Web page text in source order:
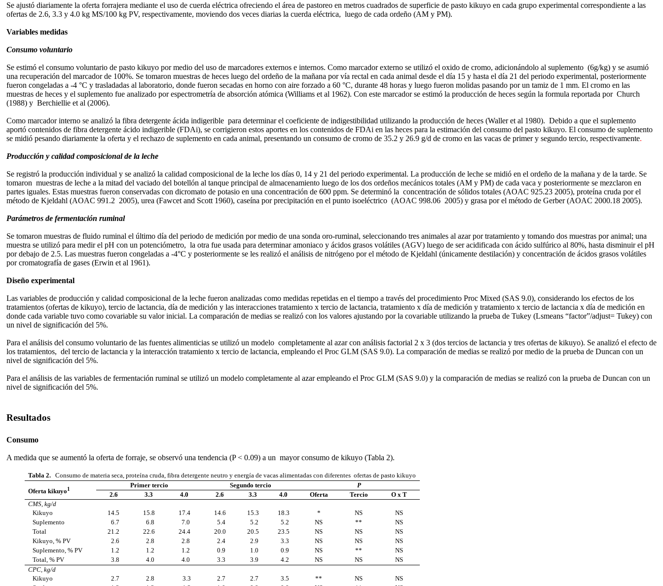
Se ajustó diariamente la oferta forrajera mediante el uso de cuerda eléctrica ofreciendo el área de pastoreo en metros cuadrados de superficie de pasto kikuyo en cada grupo experimental correspondiente a las
ofertas de 2.6, 3.3 y 4.0 kg MS/100 kg PV, respectivamente, moviendo dos veces diarias la cuerda eléctrica, luego de cada ordeño (AM y PM).
Variables medidas
Consumo voluntario
Se estimó el consumo voluntario de pasto kikuyo por medio del uso de marcadores externos e internos. Como marcador externo se utilizó el oxido de cromo, adicionándolo al suplemento (6g/kg) y se asumió
una recuperación del marcador de 100%. Se tomaron muestras de heces luego del ordeño de la mañana por vía rectal en cada animal desde el día 15 y hasta el día 21 del periodo experimental, posteriormente
fueron congeladas a -4 °C y trasladadas al laboratorio, donde fueron secadas en horno con aire forzado a 60 °C, durante 48 horas y luego fueron molidas pasando por un tamiz de 1 mm. El cromo en las
muestras de heces y el suplemento fue analizado por espectrometría de absorción atómica (Williams et al 1962). Con este marcador se estimó la producción de heces según la formula reportada por Church
(1988) y Berchiellie et al (2006).
Como marcador interno se analizó la fibra detergente ácida indigerible para determinar el coeficiente de indigestibilidad utilizando la producción de heces (Waller et al 1980). Debido a que el suplemento
aportó contenidos de fibra detergente ácido indigerible (FDAi), se corrigieron estos aportes en los contenidos de FDAi en las heces para la estimación del consumo del pasto kikuyo. El consumo de suplemento
se midió pesando diariamente la oferta y el rechazo de suplemento en cada animal, presentando un consumo de cromo de 35.2 y 26.9 g/d de cromo en las vacas de primer y segundo tercio, respectivamente.
Producción y calidad composicional de la leche
Se registró la producción individual y se analizó la calidad composicional de la leche los días 0, 14 y 21 del periodo experimental. La producción de leche se midió en el ordeño de la mañana y de la tarde. Se
tomaron muestras de leche a la mitad del vaciado del botellón al tanque principal de almacenamiento luego de los dos ordeños mecánicos totales (AM y PM) de cada vaca y posteriormente se mezclaron en
partes iguales. Estas muestras fueron conservadas con dicromato de potasio en una concentración de 600 ppm. Se determinó la concentración de sólidos totales (AOAC 925.23 2005), proteína cruda por el
método de Kjeldahl (AOAC 991.2 2005), urea (Fawcet and Scott 1960), caseína por precipitación en el punto isoeléctrico (AOAC 998.06 2005) y grasa por el método de Gerber (AOAC 2000.18 2005).
Parámetros de fermentación ruminal
Se tomaron muestras de fluido ruminal el último día del periodo de medición por medio de una sonda oro-ruminal, seleccionando tres animales al azar por tratamiento y tomando dos muestras por animal; una
muestra se utilizó para medir el pH con un potenciómetro, la otra fue usada para determinar amoniaco y ácidos grasos volátiles (AGV) luego de ser acidificada con ácido sulfúrico al 80%, hasta disminuir el pH
por debajo de 2.5. Las muestras fueron congeladas a -4°C y posteriormente se les realizó el análisis de nitrógeno por el método de Kjeldahl (únicamente destilación) y concentración de ácidos grasos volátiles
por cromatografía de gases (Erwin et al 1961).
Diseño experimental
Las variables de producción y calidad composicional de la leche fueron analizadas como medidas repetidas en el tiempo a través del procedimiento Proc Mixed (SAS 9.0), considerando los efectos de los
tratamientos (ofertas de kikuyo), tercio de lactancia, día de medición y las interacciones tratamiento x tercio de lactancia, tratamiento x día de medición y tratamiento x tercio de lactancia x día de medición en
donde cada variable tuvo como covariable su valor inicial. La comparación de medias se realizó con los valores ajustando por la covariable utilizando la prueba de Tukey (Lsmeans “factor”/adjust= Tukey) con
un nivel de significación del 5%.
Para el análisis del consumo voluntario de las fuentes alimenticias se utilizó un modelo completamente al azar con análisis factorial 2 x 3 (dos tercios de lactancia y tres ofertas de kikuyo). Se analizó el efecto de
los tratamientos, del tercio de lactancia y la interacción tratamiento x tercio de lactancia, empleando el Proc GLM (SAS 9.0). La comparación de medias se realizó por medio de la prueba de Duncan con un
nivel de significación del 5%.
Para el análisis de las variables de fermentación ruminal se utilizó un modelo completamente al azar empleando el Proc GLM (SAS 9.0) y la comparación de medias se realizó con la prueba de Duncan con un
nivel de significación del 5%.
Resultados
Consumo
A medida que se aumentó la oferta de forraje, se observó una tendencia (P < 0.09) a un mayor consumo de kikuyo (Tabla 2).
Tabla 2. Consumo de materia seca, proteína cruda, fibra detergente neutro y energía de vacas alimentadas con diferentes ofertas de pasto kikuyo
Oferta kikuyo1 Primer tercio Segundo tercio
P
2.6
3.3 4.0 2.6 3.3 4.0 Oferta Tercio
O x T
CMS, kg/d
Kikuyo
14.5 15.8 17.4 14.6 15.3 18.3 * NS
NS
Suplemento
6.7 6.8 7.0 5.4 5.2 5.2 NS **
NS
Total
21.2 22.6 24.4 20.0 20.5 23.5 NS NS
NS
Kikuyo, % PV
2.6 2.8 2.8 2.4 2.9 3.3 NS NS
NS
Suplemento, % PV
1.2 1.2 1.2 0.9 1.0 0.9 NS **
NS
Total, % PV
3.8 4.0 4.0 3.3 3.9 4.2 NS NS
NS
CPC, kg/d
Kikuyo
2.7 2.8 3.3 2.7 2.7 3.5 ** NS
NS